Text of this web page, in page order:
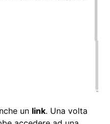
un link. Una volta